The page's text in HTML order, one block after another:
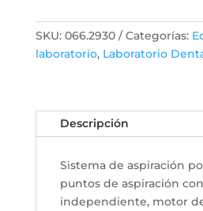
SKU: 066.2930 Categorías:
laboratorio, Laboratorio
Descripción
Sistema de aspiración
puntos de aspiración
independiente, motor